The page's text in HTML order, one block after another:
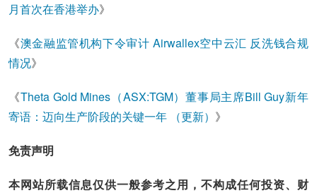
月首次在香港举办》
《澳金融监管机构下令审计 Airwallex空中云汇 反洗钱合规
情况》
《Theta Gold Mines（ASX:TGM）董事局主席Bill Guy新年
寄语：迈向生产阶段的关键一年 （更新） 》
免责声明
本网站所载信息仅供一般参考之用，不构成任何投资、财